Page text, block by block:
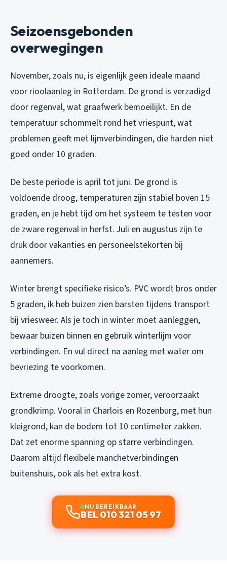
Seizoensgebonden
overwegingen
November, zoals nu, is eigenlijk geen ideale maand
voor rioolaanleg in Rotterdam. De grond is verzadigd
door regenval, wat graafwerk bemoeilijkt. En de
temperatuur schommelt rond het vriespunt, wat
problemen geeft met lijmverbindingen, die harden niet
goed onder 10 graden.
De beste periode is april tot juni. De grond is
voldoende droog, temperaturen zijn stabiel boven 15
graden, en je hebt tijd om het systeem te testen voor
de zware regenval in herfst. Juli en augustus zijn te
druk door vakanties en personeelstekorten bij
aannemers.
Winter brengt specifieke risico’s. PVC wordt bros onder
5 graden, ik heb buizen zien barsten tijdens transport
bij vriesweer. Als je toch in winter moet aanleggen,
bewaar buizen binnen en gebruik winterlijm voor
verbindingen. En vul direct na aanleg met water om
bevriezing te voorkomen.
Extreme droogte, zoals vorige zomer, veroorzaakt
grondkrimp. Vooral in Charlois en Rozenburg, met hun
kleigrond, kan de bodem tot 10 centimeter zakken.
Dat zet enorme spanning op starre verbindingen.
Daarom altijd flexibele manchetverbindingen
buitenshuis, ook als het extra kost.
NU BEREIKBAAR
BEL 010 321 05 97